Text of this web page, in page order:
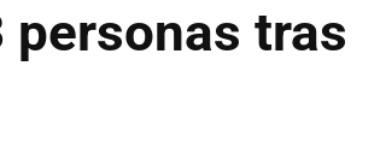
personas tras